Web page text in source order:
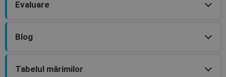
Evaluare
Blog
Tabelul mărimilor